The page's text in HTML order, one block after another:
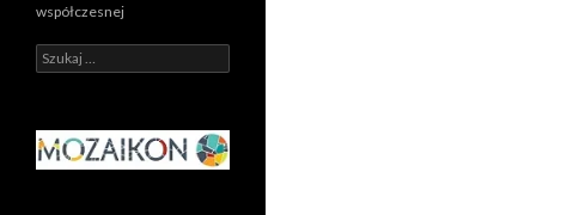
współczesnej
Szukaj: